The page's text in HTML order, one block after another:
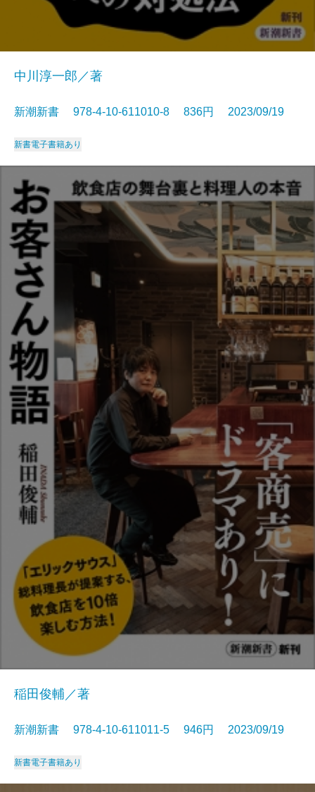
中川淳一郎／著
新潮新書 978-4-10-611010-8 836円 2023/09/19
新書電子書籍あり
稲田俊輔／著
新潮新書 978-4-10-611011-5 946円 2023/09/19
新書電子書籍あり